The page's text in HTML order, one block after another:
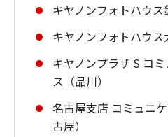
キヤノンフォトハウス
キヤノンフォトハウス
キヤノンプラザ S コ
ス（品川）
名古屋支店 コミュニ
古屋）